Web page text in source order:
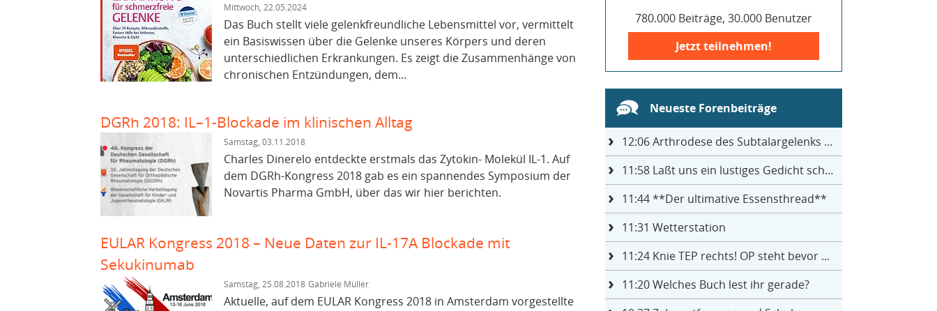
Mittwoch, 22.05.2024
Das Buch stellt viele gelenkfreundliche Lebensmittel vor, vermittelt
ein Basiswissen über die Gelenke unseres Körpers und deren
unterschiedlichen Erkrankungen. Es zeigt die Zusammenhänge von
chronischen Entzündungen, dem...
DGRh 2018: IL–1-Blockade im klinischen Alltag
Samstag, 03.11.2018
Charles Dinerelo entdeckte erstmals das Zytokin- Molekül IL-1. Auf
dem DGRh-Kongress 2018 gab es ein spannendes Symposium der
Novartis Pharma GmbH, über das wir hier berichten.
EULAR Kongress 2018 – Neue Daten zur IL-17A Blockade mit
Sekukinumab
Samstag, 25.08.2018 Gabriele Müller
Aktuelle, auf dem EULAR Kongress 2018 in Amsterdam vorgestellte
780.000 Beiträge, 30.000 Benutzer
Jetzt teilnehmen!
Neueste Forenbeiträge
12:06Arthrodese des Subtalargelenks mit 27
11:58Laßt uns ein lustiges Gedicht schreiben- jeder einen Satz
11:44**Der ultimative Essensthread**
11:31 Wetterstation
11:24Knie TEP rechts! OP steht bevor ...
11:20Welches Buch lest ihr gerade?